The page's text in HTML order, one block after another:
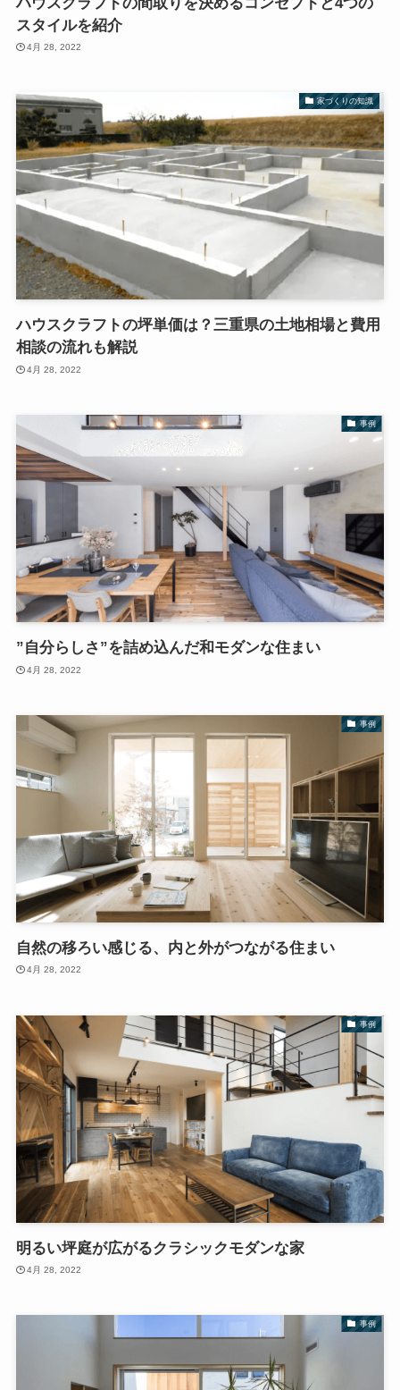
スタイルを紹介
4月 28, 2022
家づくりの知識
ハウスクラフトの坪単価は？三重県の土地相場と費用
相談の流れも解説
4月 28, 2022
事例
”自分らしさ”を詰め込んだ和モダンな住まい
4月 28, 2022
事例
自然の移ろい感じる、内と外がつながる住まい
4月 28, 2022
事例
明るい坪庭が広がるクラシックモダンな家
4月 28, 2022
事例